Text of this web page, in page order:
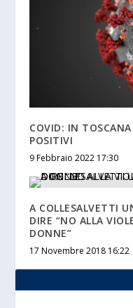
COVID: IN
POSITIVI
9 Febbraio 2022 17:30
A COLLESALVETTI
DIRE “NO ALLA
DONNE”
17 Novembre 2018 16:22